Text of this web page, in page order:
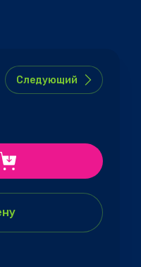
Следующий